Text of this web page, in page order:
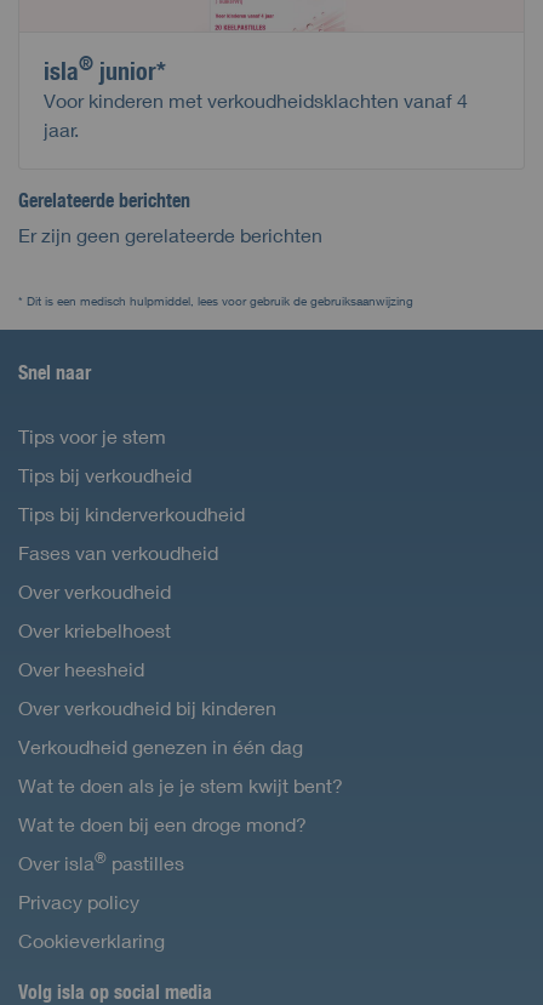
isla® junior*
Voor kinderen met verkoudheidsklachten vanaf 4
jaar.
Gerelateerde berichten
Er zijn geen gerelateerde berichten
* Dit is een medisch hulpmiddel, lees voor gebruik de gebruiksaanwijzing
Snel naar
Tips voor je stem
Tips bij verkoudheid
Tips bij kinderverkoudheid
Fases van verkoudheid
Over verkoudheid
Over kriebelhoest
Over heesheid
Over verkoudheid bij kinderen
Verkoudheid genezen in één dag
Wat te doen als je je stem kwijt bent?
Wat te doen bij een droge mond?
Over isla® pastilles
Privacy policy
Cookieverklaring
Volg isla op social media